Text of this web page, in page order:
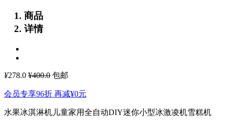
商品
详情
¥278.0 ¥400.0 包邮
会员专享96折 再减¥0元
水果冰淇淋机儿童家用全自动DIY迷你小型冰激凌机雪糕机